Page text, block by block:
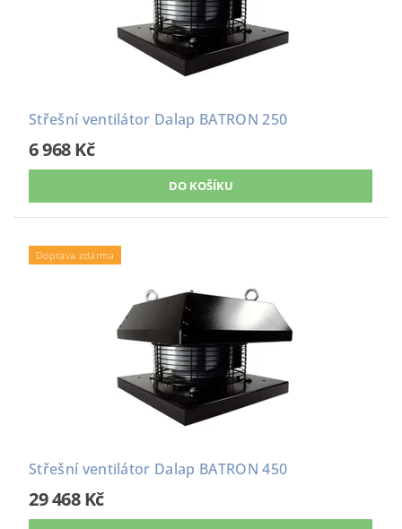
Střešní ventilátor Dalap BATRON 250
6 968 Kč
Doprava zdarma
Střešní ventilátor Dalap BATRON 450
29 468 Kč